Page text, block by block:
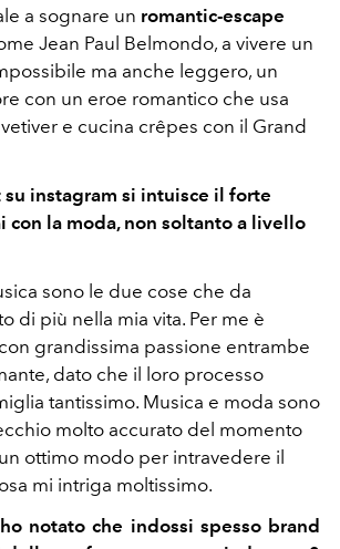
a sognare un romantic-escape
Jean Paul Belmondo, a vivere un
ma anche leggero, un
con un eroe romantico che usa
e cucina crêpes con il Grand
instagram si intuisce il forte
con la moda, non soltanto a livello
sono le due cose che da
di più nella mia vita. Per me è
grandissima passione entrambe
dato che il loro processo
tantissimo. Musica e moda sono
molto accurato del momento
ottimo modo per intravedere il
mi intriga moltissimo.
notato che indossi spesso brand